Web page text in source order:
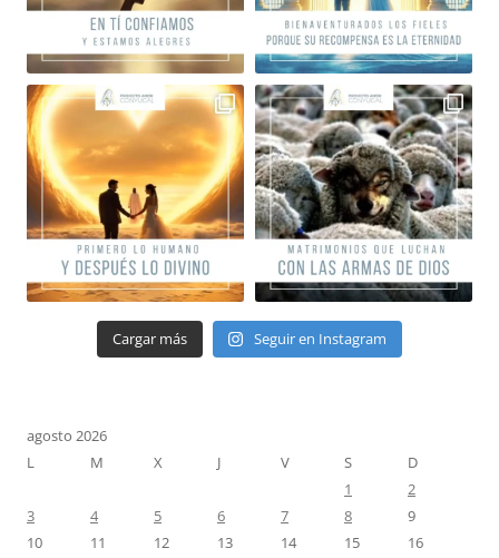
Cargar más Seguir en Instagram
agosto 2026
L
M X J V S
D
1
2
3
4 5 6 7 8
9
10
11 12 13 14 15
16